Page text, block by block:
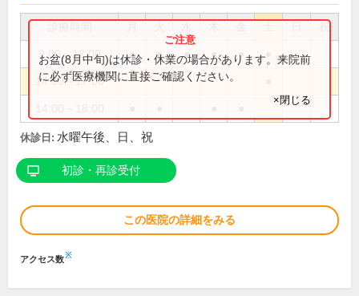
祝
9:00～12:00 ● ● ● ● ●
14:00～17:00
お盆(8月中旬)は休診・休業の場合があります。来院前
に必ず医療機関に直接ご確認ください。
×閉じる
休診日: 水曜午後、日、祝
初診・再診受付
この医院の詳細をみる
アクセス数※